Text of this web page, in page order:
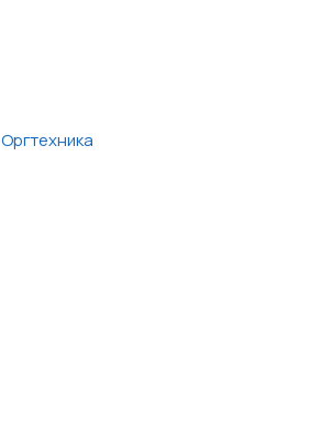
Оргтехника